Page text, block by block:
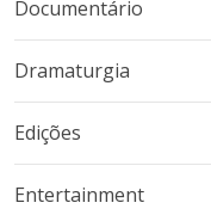
Documentário
Dramaturgia
Edições
Entertainment